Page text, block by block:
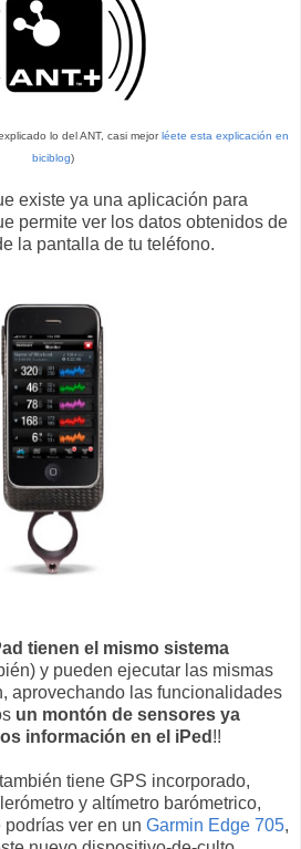
lo del ANT, casi mejorléete esta explicación en
biciblog)
existe ya una aplicación para
permite ver los datos obtenidos de
la pantalla de tu teléfono.
tienen el mismo sistema
y pueden ejecutar las mismas
aprovechando las funcionalidades
un montón de sensores ya
información en el iPed !!
tiene GPS incorporado,
y altímetro barómetrico,
ver en un Garmin Edge 705,